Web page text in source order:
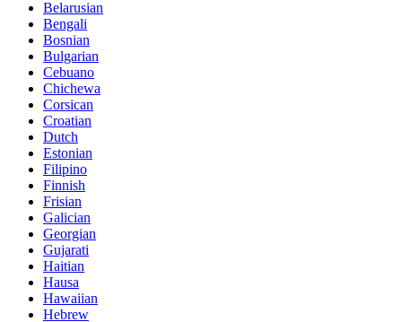
Belarusian
Bengali
Bosnian
Bulgarian
Cebuano
Chichewa
Corsican
Croatian
Dutch
Estonian
Filipino
Finnish
Frisian
Galician
Georgian
Gujarati
Haitian
Hausa
Hawaiian
Hebrew